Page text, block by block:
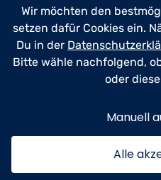
Wir möchten den
setzen dafür Cookies ein.
Du in der
Bitte wähle nachfolgend,
oder
Manuell
Alle